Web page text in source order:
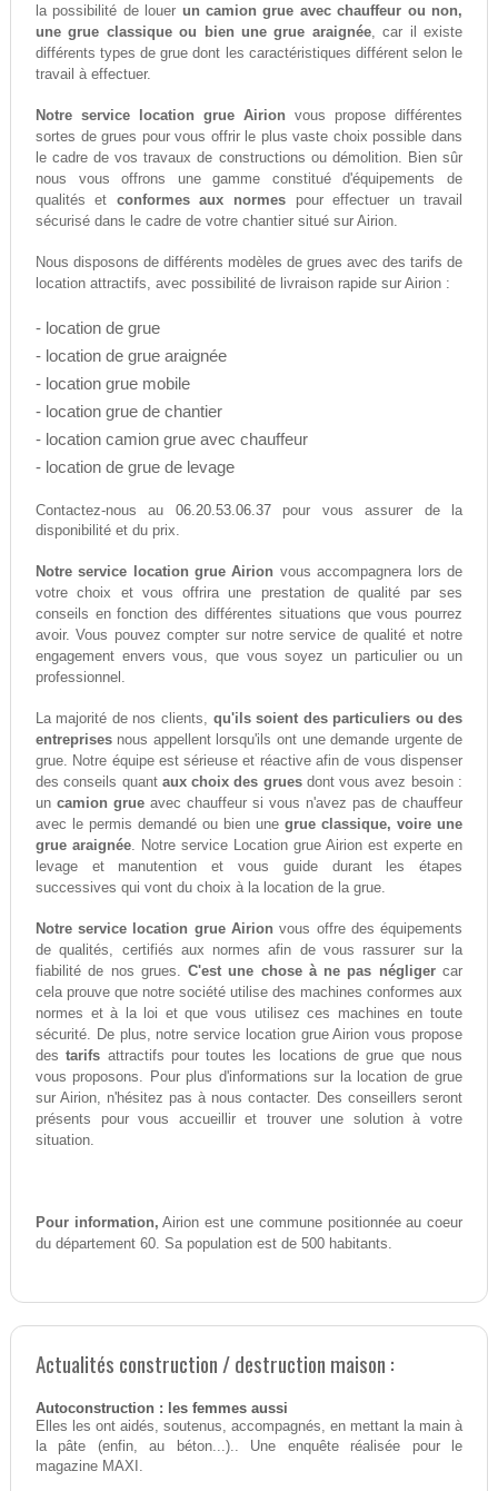
la possibilité de louer un camion grue avec chauffeur ou non,
une grue classique ou bien une grue araignée, car il existe
différents types de grue dont les caractéristiques différent selon le
travail à effectuer.
Notre service location grue Airion vous propose différentes
sortes de grues pour vous offrir le plus vaste choix possible dans
le cadre de vos travaux de constructions ou démolition. Bien sûr
nous vous offrons une gamme constitué d'équipements de
qualités et conformes aux normes pour effectuer un travail
sécurisé dans le cadre de votre chantier situé sur Airion.
Nous disposons de différents modèles de grues avec des tarifs de
location attractifs, avec possibilité de livraison rapide sur Airion :
- location de grue
- location de grue araignée
- location grue mobile
- location grue de chantier
- location camion grue avec chauffeur
- location de grue de levage
Contactez-nous au 06.20.53.06.37pour vous assurer de la
disponibilité et du prix.
Notre service location grue Airion vous accompagnera lors de
votre choix et vous offrira une prestation de qualité par ses
conseils en fonction des différentes situations que vous pourrez
avoir. Vous pouvez compter sur notre service de qualité et notre
engagement envers vous, que vous soyez un particulier ou un
professionnel.
La majorité de nos clients, qu'ils soient des particuliers ou des
entreprisesnous appellent lorsqu'ils ont une demande urgente de
grue. Notre équipe est sérieuse et réactive afin de vous dispenser
des conseils quant aux choix des gruesdont vous avez besoin :
un camion grueavec chauffeur si vous n'avez pas de chauffeur
avec le permis demandé ou bien unegrue classique, voire une
grue araignée. Notre service Location grue Airion est experte en
levage et manutention et vous guide durant les étapes
successives qui vont du choix à la location de la grue.
Notre service location grue Airion vous offre des équipements
de qualités, certifiés aux normes afin de vous rassurer sur la
fiabilité de nos grues.C'est une chose à ne pas négligercar
cela prouve que notre société utilise des machines conformes aux
normes et à la loi et que vous utilisez ces machines en toute
sécurité. De plus, notre service location grue Airion vous propose
destarifs attractifs pour toutes les locations de grue que nous
vous proposons. Pour plus d'informations sur la location de grue
sur Airion, n'hésitez pas à nous contacter. Des conseillers seront
présents pour vous accueillir et trouver une solution à votre
situation.
Pour information, Airion est une commune positionnée au coeur
du département 60. Sa population est de 500 habitants.
Actualités construction / destruction maison :
Autoconstruction : les femmes aussi
Elles les ont aidés, soutenus, accompagnés, en mettant la main à
la pâte (enfin, au béton...).. Une enquête réalisée pour le
magazine MAXI.